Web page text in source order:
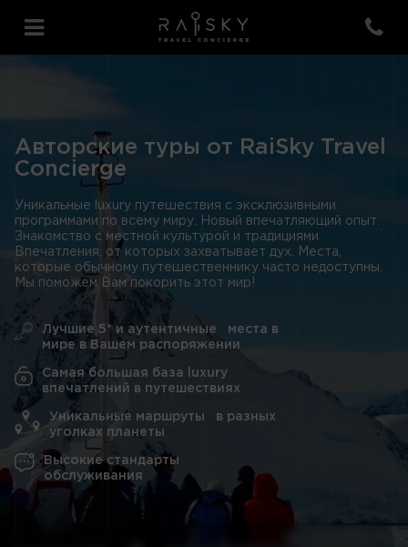
Авторские туры от RaiSky Travel
Concierge
Уникальные luxury путешествия с эксклюзивными
программами по всему миру. Новый впечатляющий опыт.
Знакомство с местной культурой и традициями.
Впечатления, от которых захватывает дух. Места,
которые обычному путешественнику часто недоступны.
Мы поможем Вам покорить этот мир!
Лучшие 5* и аутентичные места в
мире в Вашем распоряжении
Самая большая база luxury
впечатлений в путешествиях
Уникальные маршруты в разных
уголках планеты
Высокие стандарты
обслуживания